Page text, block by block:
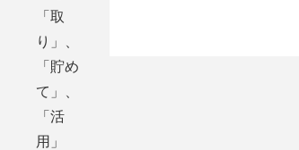
「取
り」、
「貯め
て」、
「活
用」